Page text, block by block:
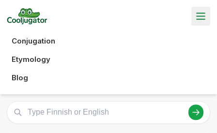
Conjugation
Etymology
Blog